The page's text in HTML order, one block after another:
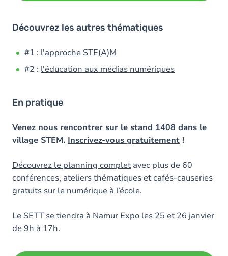
Découvrez les autres thématiques
#1 : l'approche STE(A)M
#2 : l'éducation aux médias numériques
En pratique
Venez nous rencontrer sur le stand 1408 dans le
village STEM. Inscrivez-vous gratuitement !
Découvrez le planning complet avec plus de 60
conférences, ateliers thématiques et cafés-causeries
gratuits sur le numérique à l’école.
Le SETT se tiendra à Namur Expo les 25 et 26 janvier
de 9h à 17h.